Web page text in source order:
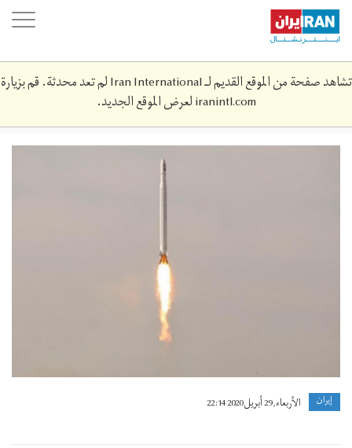
Skip
main
content
تشاهد صفحة من الموقع القديم لـ Iran International لم تعد محدثة. قم بزيارة
iranintl.comلعرض الموقع الجديد.
n-
إيران الأربعاء, 29 أبريل 2020 22:14